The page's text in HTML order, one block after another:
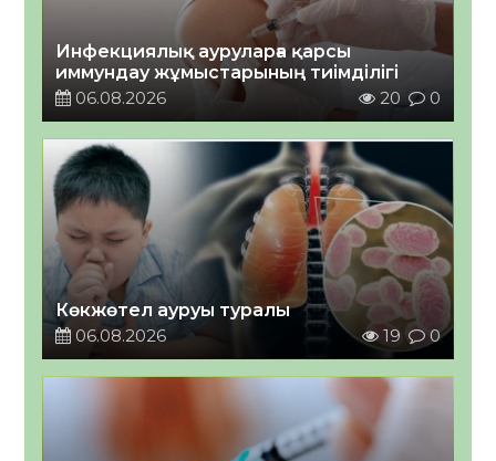
Инфекциялық ауруларға қарсы
иммундау жұмыстарының тиімділігі
06.08.2026
20 0
Көкжөтел ауруы туралы
06.08.2026
19 0